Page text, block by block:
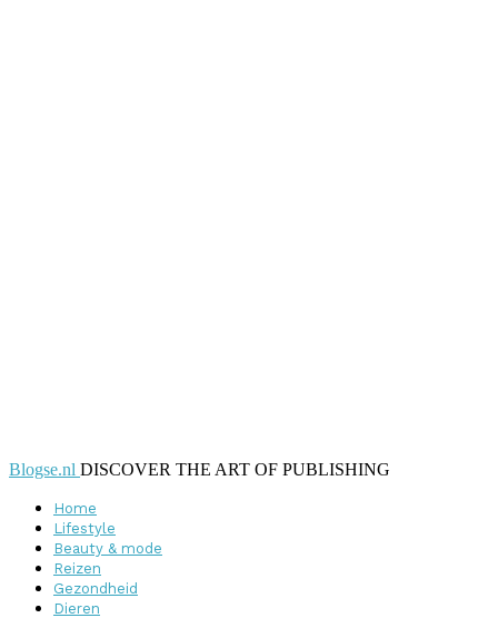
Blogse.nl DISCOVER THE ART OF PUBLISHING
Home
Lifestyle
Beauty & mode
Reizen
Gezondheid
Dieren